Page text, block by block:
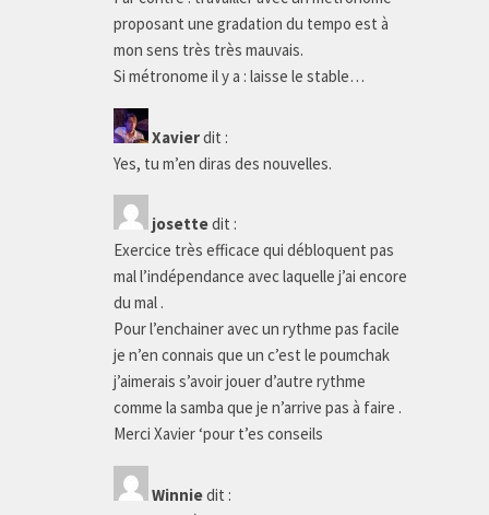
proposant une gradation du tempo est à
mon sens très très mauvais.
Si métronome il y a : laisse le stable…
Xavierdit :
Yes, tu m’en diras des nouvelles.
josettedit :
Exercice très efficace qui débloquent pas
mal l’indépendance avec laquelle j’ai encore
du mal .
Pour l’enchainer avec un rythme pas facile
je n’en connais que un c’est le poumchak
j’aimerais s’avoir jouer d’autre rythme
comme la samba que je n’arrive pas à faire .
Merci Xavier ‘pour t’es conseils
Winniedit :